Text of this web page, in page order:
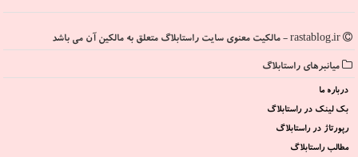
میانبرهای راستابلاگ
درباره ما
بک لینک در راستابلاگ
رپورتاژ در راستابلاگ
مطالب راستابلاگ